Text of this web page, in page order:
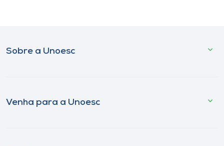
Sobre a Unoesc
Venha para a Unoesc